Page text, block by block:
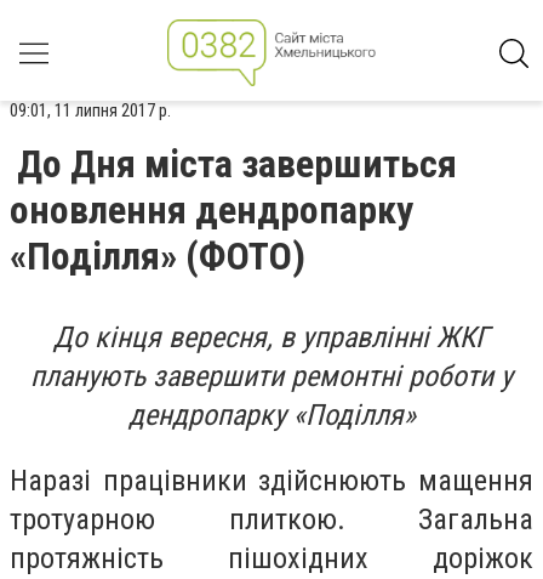
09:01, 11 липня 2017 р.
До Дня міста завершиться
оновлення дендропарку
«Поділля» (ФОТО)
До кінця вересня, в управлінні ЖКГ
планують завершити ремонтні роботи у
дендропарку «Поділля»
Наразі працівники здійснюють мащення
тротуарною плиткою. Загальна
протяжність пішохідних доріжок